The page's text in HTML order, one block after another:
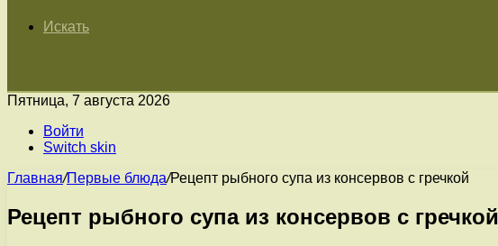
Искать
Пятница, 7 августа 2026
Войти
Switch skin
Главная/Первые блюда/Рецепт рыбного супа из консервов с гречкой
Рецепт рыбного супа из консервов с гречкой